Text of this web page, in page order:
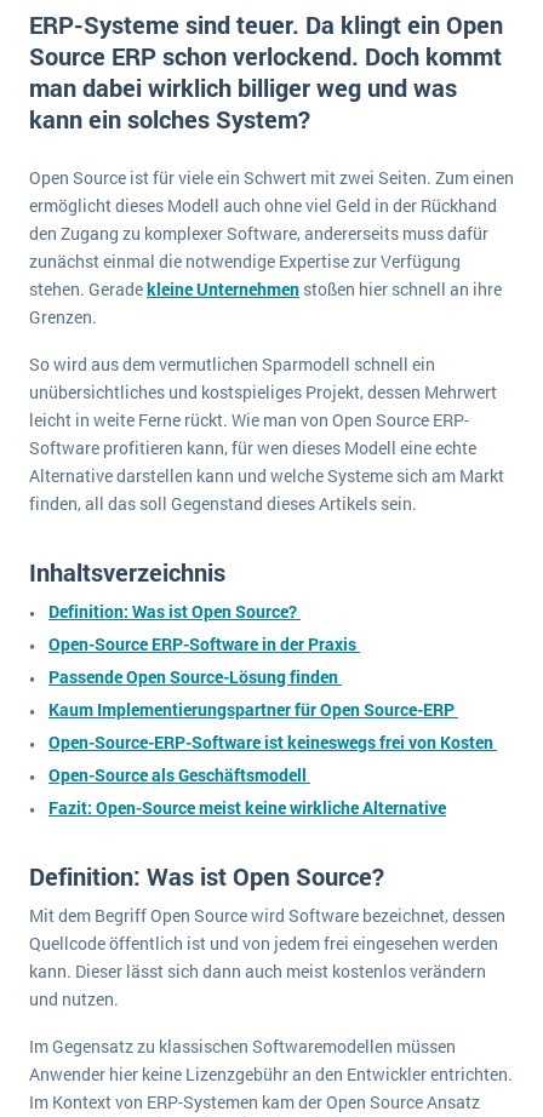
Suche
Vergleich
Auswahl
Schulung
Auswertung
Service und Wartung
E-commerce
Einzelhandel
Finanzen
Grosshandel
Handel
Handwerk
Health Care
IKT
Installation
Landwirtschaft
Maschinenbau
Medien
NGO
Lebensmittelindustrie
Immobilien
Services
Textil und Mode
Vermietung
Versorgung
Die 4 Komponenten eines CRM-Systems
5 Funktionen einer ERP-Software für Konzerne
Was ist Data Mining? - Ein Leitfaden für Unternehmen
Mehr über ERP-Software
ERP Wissenszentrum
wichtigsten Punkte, die es zu beachten gilt
Service Level Agreements (SLA) und ERP: Was muss man wissen?
ERP-Software für Abfallentsorger
Digitale Arbeitsaufträge in Ihrem ERP- oder FSM-System: clever und effizient
MEHR ÜBER ERP-SOFTWARE
SAP übernimmt Reltio für eine bessere
Datenintegration
Die „SaaSpocalypse“: Was ist das und was bedeutet es für die Zukunft von Unternehmenssoftware?
Offene Stellen bei ERP-Lieferanten
Über uns
DSGVO/GDPR
Kontakt
ERP-Systeme sind teuer. Da klingt ein Open
Source ERP schon verlockend. Doch kommt
man dabei wirklich billiger weg und was
kann ein solches System?
Open Source ist für viele ein Schwert mit zwei Seiten. Zum einen
ermöglicht dieses Modell auch ohne viel Geld in der Rückhand
den Zugang zu komplexer Software, andererseits muss dafür
zunächst einmal die notwendige Expertise zur Verfügung
stehen. Geradekleine Unternehmen stoßen hier schnell an ihre
Grenzen.
So wird aus dem vermutlichen Sparmodell schnell ein
unübersichtliches und kostspieliges Projekt, dessen Mehrwert
leicht in weite Ferne rückt. Wie man von Open Source ERP-
Software profitieren kann, für wen dieses Modell eine echte
Alternative darstellen kann und welche Systeme sich am Markt
finden, all das soll Gegenstand dieses Artikels sein.
Inhaltsverzeichnis
Definition: Was ist Open Source?
Open-Source ERP-Software in der Praxis
Passende Open Source-Lösung finden
Kaum Implementierungspartner für Open Source-ERP
Open-Source-ERP-Software ist keineswegs frei von Kosten
Open-Source als Geschäftsmodell
Fazit: Open-Source meist keine wirkliche Alternative
Definition: Was ist Open Source?
Mit dem Begriff Open Source wird Software bezeichnet, dessen
Quellcode öffentlich ist und von jedem frei eingesehen werden
kann. Dieser lässt sich dann auch meist kostenlos verändern
und nutzen.
Im Gegensatz zu klassischen Softwaremodellen müssen
Anwender hier keine Lizenzgebühr an den Entwickler entrichten.
Im Kontext von ERP-Systemen kam der Open Source Ansatz